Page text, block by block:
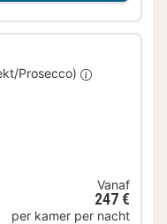
Prosecco)
Vanaf
247 €
per kamer per nacht